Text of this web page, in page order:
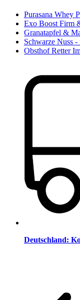
Purasana Whey
Exo Boost Firm
Granatapfel &
Schwarze Nuss
Obsthof Retter
Deutschland: